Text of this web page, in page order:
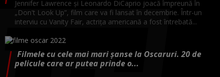
Jennifer Lawrence și Leonardo DiCaprio joacă împreună în
„Don't Look Up”, film care va fi lansat în decembrie. Într-un
interviu cu Vanity Fair, actrița americană a fost întrebată...
Filmele cu cele mai mari șanse la Oscaruri. 20 de
pelicule care ar putea prinde o...